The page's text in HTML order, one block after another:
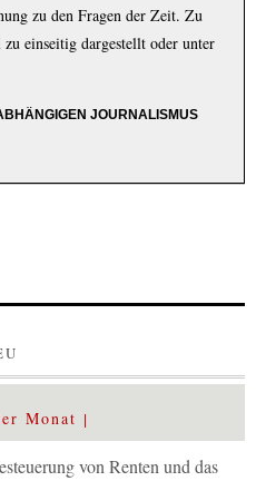
zu den Fragen der Zeit. Zu
einseitig dargestellt oder unter
JOURNALISMUS
Monat
von Renten und das